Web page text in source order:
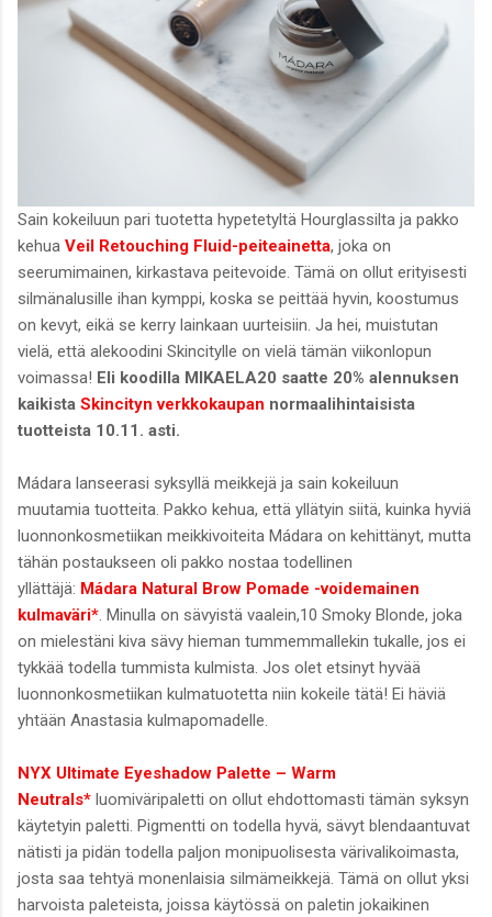
Sain kokeiluun pari tuotetta hypetetyltä Hourglassilta ja pakko
kehua Veil Retouching Fluid-peiteainetta, joka on
seerumimainen, kirkastava peitevoide. Tämä on ollut erityisesti
silmänalusille ihan kymppi, koska se peittää hyvin, koostumus
on kevyt, eikä se kerry lainkaan uurteisiin. Ja hei, muistutan
vielä, että alekoodini Skincitylle on vielä tämän viikonlopun
voimassa! Eli koodilla MIKAELA20 saatte 20% alennuksen
kaikista Skincityn verkkokaupan normaalihintaisista
tuotteista 10.11. asti.
Mádara lanseerasi syksyllä meikkejä ja sain kokeiluun
muutamia tuotteita. Pakko kehua, että yllätyin siitä, kuinka hyviä
luonnonkosmetiikan meikkivoiteita Mádara on kehittänyt, mutta
tähän postaukseen oli pakko nostaa todellinen
yllättäjä: Mádara Natural Brow Pomade -voidemainen
kulmaväri*. Minulla on sävyistä vaalein,10 Smoky Blonde, joka
on mielestäni kiva sävy hieman tummemmallekin tukalle, jos ei
tykkää todella tummista kulmista. Jos olet etsinyt hyvää
luonnonkosmetiikan kulmatuotetta niin kokeile tätä! Ei häviä
yhtään Anastasia kulmapomadelle.
NYX Ultimate Eyeshadow Palette – Warm
Neutrals* luomiväripaletti on ollut ehdottomasti tämän syksyn
käytetyin paletti. Pigmentti on todella hyvä, sävyt blendaantuvat
nätisti ja pidän todella paljon monipuolisesta värivalikoimasta,
josta saa tehtyä monenlaisia silmämeikkejä. Tämä on ollut yksi
harvoista paleteista, joissa käytössä on paletin jokaikinen